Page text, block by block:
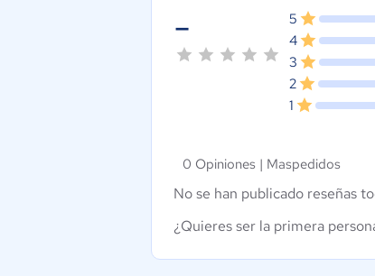
- 5
4
3
2
1
0 Opiniones | Maspedidos
No se han publicado reseñas
¿Quieres ser la primera